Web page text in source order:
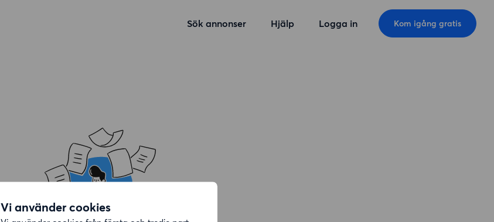
Vi använder cookies
Sök annonser Hjälp Logga in Kom igång gratis